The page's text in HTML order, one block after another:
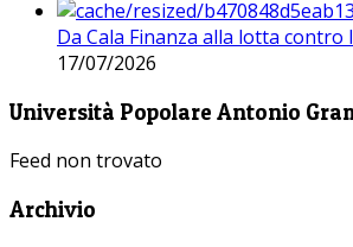
Da Cala Finanza alla lotta
17/07/2026
Università Popolare Antonio
Feed non trovato
Archivio